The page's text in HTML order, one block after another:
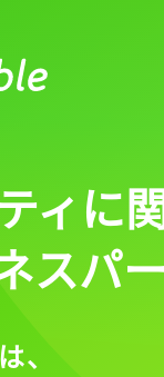
ィに
スパ
、